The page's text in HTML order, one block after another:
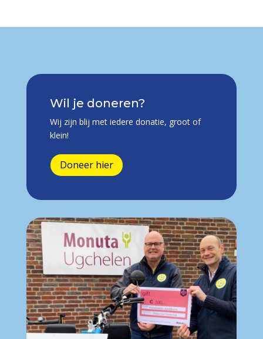
Wil je doneren?
Wij zijn blij met iedere donatie, groot of
klein!
Doneer hier